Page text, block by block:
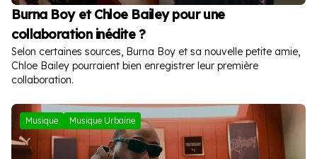
Burna Boy et Chloe Bailey pour une
collaboration inédite ?
Selon certaines sources, Burna Boy et sa nouvelle petite amie,
Chloe Bailey pourraient bien enregistrer leur première
collaboration.
Musique Musique Urbaine